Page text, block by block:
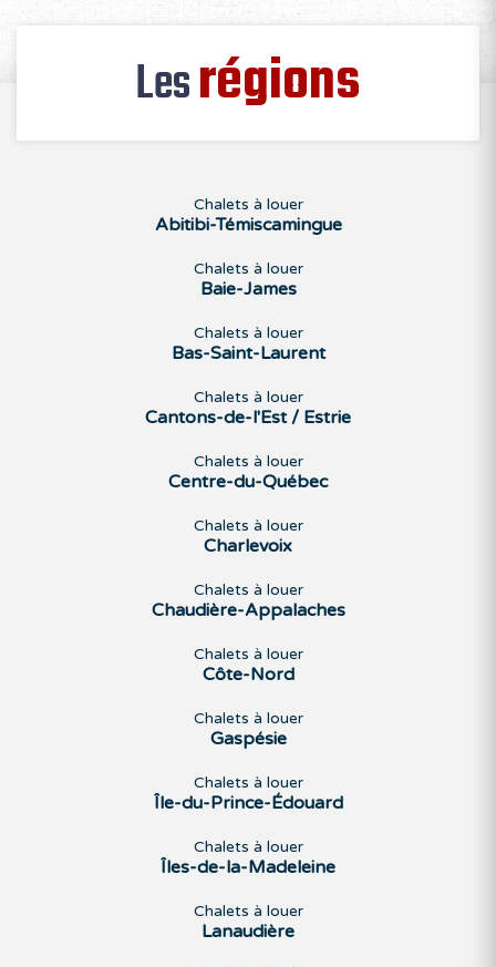
Lesrégions
Chalets à louer
Abitibi-Témiscamingue
Chalets à louer
Baie-James
Chalets à louer
Bas-Saint-Laurent
Chalets à louer
Cantons-de-l'Est / Estrie
Chalets à louer
Centre-du-Québec
Chalets à louer
Charlevoix
Chalets à louer
Chaudière-Appalaches
Chalets à louer
Côte-Nord
Chalets à louer
Gaspésie
Chalets à louer
Île-du-Prince-Édouard
Chalets à louer
Îles-de-la-Madeleine
Chalets à louer
Lanaudière